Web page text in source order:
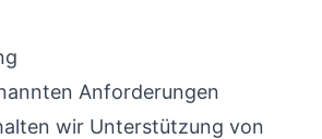
Anforderungen
wir Unterstützung von